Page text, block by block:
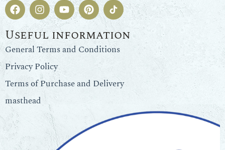
Useful information
General Terms and Conditions
Privacy Policy
Terms of Purchase and Delivery
masthead